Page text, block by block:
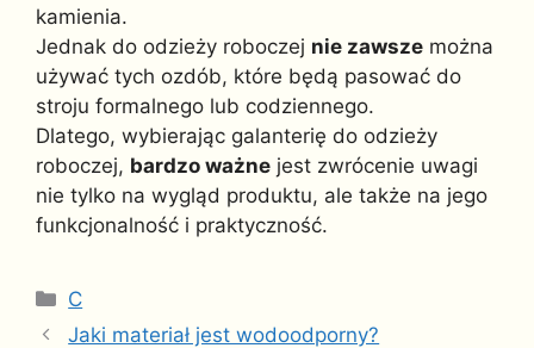
kamienia.
Jednak do odzieży roboczej nie zawsze można
używać tych ozdób, które będą pasować do
stroju formalnego lub codziennego.
Dlatego, wybierając galanterię do odzieży
roboczej, bardzo ważne jest zwrócenie uwagi
nie tylko na wygląd produktu, ale także na jego
funkcjonalność i praktyczność.
Kategorie
C
Jaki materiał jest wodoodporny?